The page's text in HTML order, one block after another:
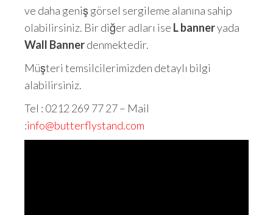
ve daha geniş görsel sergileme alanına sahip
olabilirsiniz. Bir diğer adları ise L banneryada
Wall Bannerdenmektedir.
Müşteri temsilcilerimizden detaylı bilgi
alabilirsiniz.
Tel : 0212 269 77 27 – Mail
:info@butterflystand.com